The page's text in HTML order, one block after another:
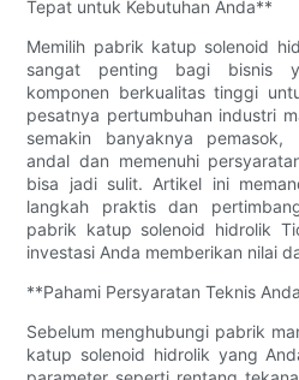
Tepat untuk Kebutuhan Anda**
Memilih pabrik katup solenoid
sangat penting bagi bisnis
komponen berkualitas tinggi
pesatnya pertumbuhan industri
semakin banyaknya
andal dan memenuhi
bisa jadi sulit. Artikel ini
langkah praktis dan
pabrik katup solenoid hidrolik
investasi Anda memberikan nilai
**Pahami Persyaratan Teknis
Sebelum menghubungi pabrik
katup solenoid hidrolik yang